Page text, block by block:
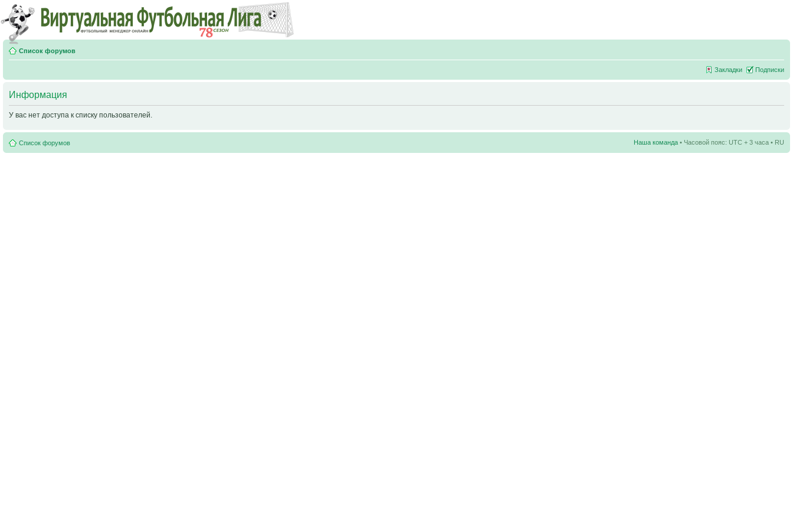
Список форумов
Закладки Подписки
Информация
У вас нет доступа к списку пользователей.
Список форумов Наша команда • Часовой пояс: UTC + 3 часа • RU